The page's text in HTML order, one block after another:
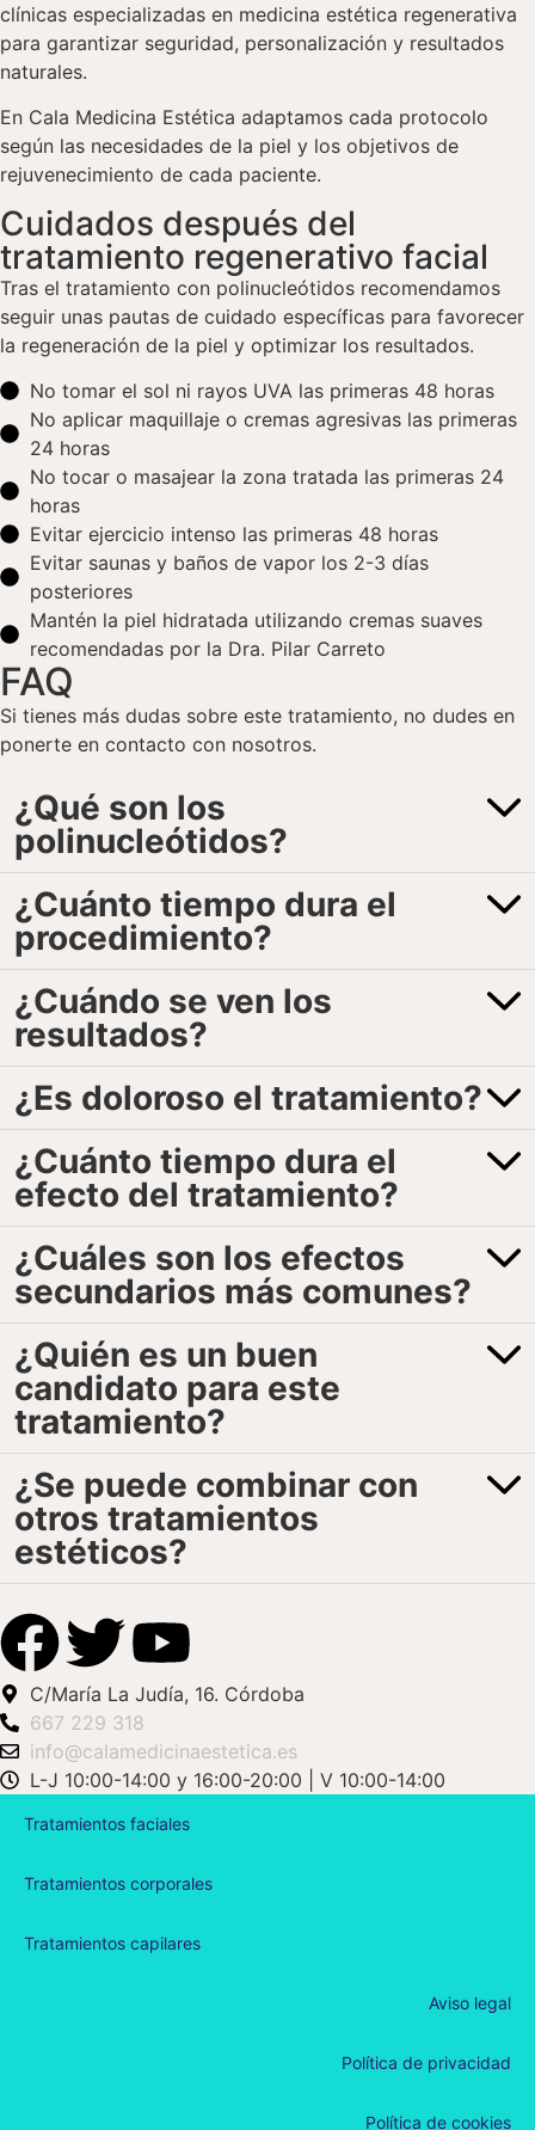
clínicas especializadas en medicina estética regenerativa
para garantizar seguridad, personalización y resultados
naturales.
En Cala Medicina Estética adaptamos cada protocolo
según las necesidades de la piel y los objetivos de
rejuvenecimiento de cada paciente.
Cuidados después del
tratamiento regenerativo facial
Tras el tratamiento con polinucleótidos recomendamos
seguir unas pautas de cuidado específicas para favorecer
la regeneración de la piel y optimizar los resultados.
No tomar el sol ni rayos UVA las primeras 48 horas
No aplicar maquillaje o cremas agresivas las primeras
24 horas
No tocar o masajear la zona tratada las primeras 24
horas
Evitar ejercicio intenso las primeras 48 horas
Evitar saunas y baños de vapor los 2-3 días
posteriores
Mantén la piel hidratada utilizando cremas suaves
recomendadas por la Dra. Pilar Carreto
FAQ
Si tienes más dudas sobre este tratamiento, no dudes en
ponerte en contacto con nosotros.
¿Qué son los
polinucleótidos?
¿Cuánto tiempo dura el
procedimiento?
¿Cuándo se ven los
resultados?
¿Es doloroso el tratamiento?
¿Cuánto tiempo dura el
efecto del tratamiento?
¿Cuáles son los efectos
secundarios más comunes?
¿Quién es un buen
candidato para este
tratamiento?
¿Se puede combinar con
otros tratamientos
estéticos?
C/María La Judía, 16. Córdoba
667 229 318
info@calamedicinaestetica.es
L-J 10:00-14:00 y 16:00-20:00 | V 10:00-14:00
Tratamientos faciales
Tratamientos corporales
Tratamientos capilares
Aviso legal
Política de privacidad
Política de cookies